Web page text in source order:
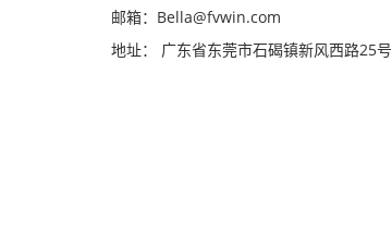
邮箱：Bella@fvwin.com
地址： 广东省东莞市石碣镇新风西路25号